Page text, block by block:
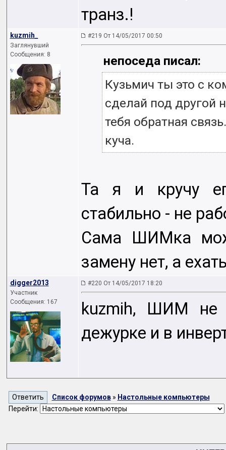
транз.!
kuzmih_
Заглянувший
Сообщения: 8
#219 От 14/05/2017 00:50
непоседа писал:
Кузьмич ты это с
сделай под другой
тебя обратная
куча.
Та я и кручу
стабильно - не
Сама ШИМка
замену нет, а
digger2013
Участник
Сообщения: 167
#220 От 14/05/2017 18:20
kuzmih, ШИМ не
дежурке и в
Список форумов» Настольные компьютеры
Перейти: